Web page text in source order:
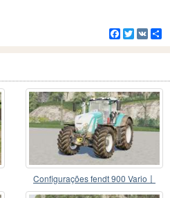
Facebook
Twitter
VK
Configurações fendt 900 Vario〡
various